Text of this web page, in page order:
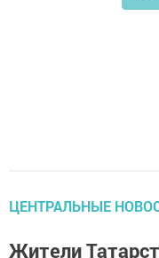
ЦЕНТРАЛЬНЫЕ
Жители